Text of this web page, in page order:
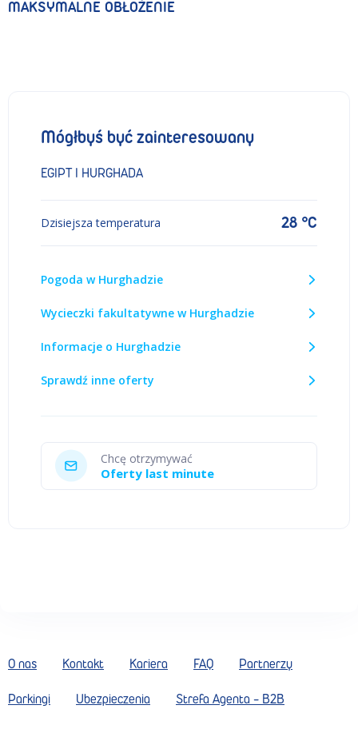
MAKSYMALNE OBŁOŻENIE
Mógłbyś być zainteresowany
EGIPT I HURGHADA
Dzisiejsza temperatura 28 °C
Pogoda w Hurghadzie
Wycieczki fakultatywne w Hurghadzie
Informacje o Hurghadzie
Sprawdź inne oferty
Chcę otrzymywać
Oferty last minute
O nas Kontakt Kariera FAQ Partnerzy
Parkingi Ubezpieczenia Strefa Agenta - B2B